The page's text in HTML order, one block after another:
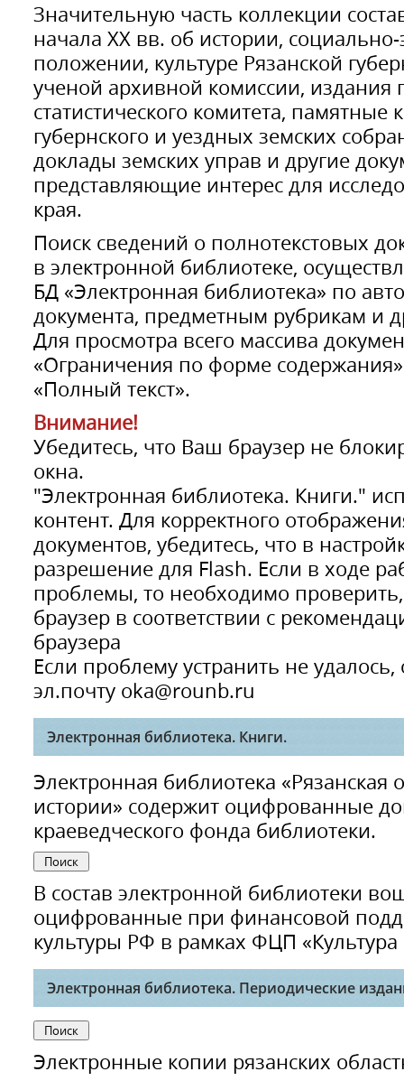
Значительную часть коллекции
начала XX вв. об истории,
положении, культуре Рязанской
ученой архивной комиссии, издания
статистического комитета,
губернского и уездных земских
доклады земских управ и другие
представляющие интерес для
края.
Поиск сведений о полнотекстовых
в электронной библиотеке,
БД «Электронная библиотека» по
документа, предметным рубрикам и
Для просмотра всего массива
«Ограничения по форме
«Полный текст».
Внимание!
Убедитесь, что Ваш браузер не
окна.
"Электронная библиотека. Книги."
контент. Для корректного
документов, убедитесь, что в
разрешение для Flash. Если в ходе
проблемы, то необходимо
браузер в соответствии с
браузера
Если проблему устранить не
эл.почту oka@rounb.ru
Электронная библиотека. Книги.
Электронная библиотека «Рязанская
истории» содержит оцифрованные
краеведческого фонда библиотеки.
В состав электронной библиотеки
оцифрованные при финансовой
культуры РФ в рамках ФЦП «Культура
Электронная библиотека. Периодические
Электронные копии рязанских